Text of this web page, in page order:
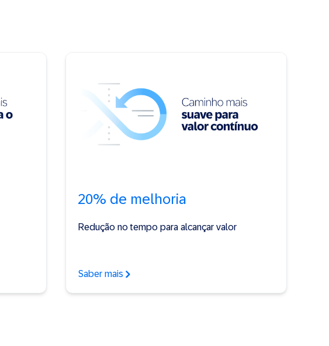
20% de melhoria
Redução no tempo para alcançar valor
Saber mais